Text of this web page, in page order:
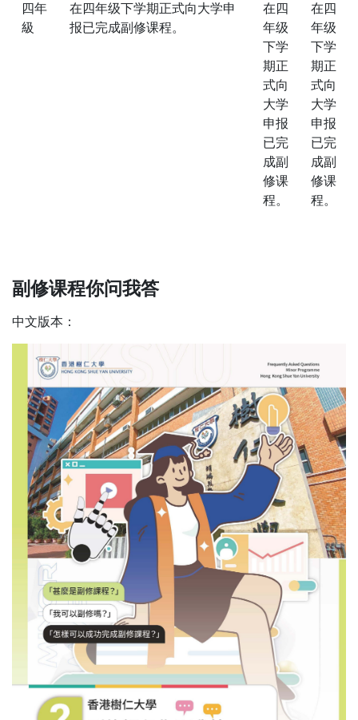
四年
級
在四年级下学期正式向大学申
报已完成副修课程。
在四
年级
下学
期正
式向
大学
申报
已完
成副
修课
程。
在四
年级
下学
期正
式向
大学
申报
已完
成副
修课
程。
副修课程你问我答
中文版本：